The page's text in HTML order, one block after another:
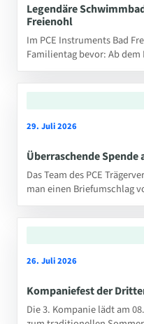
Legendäre
Freienohl
Im PCE Instruments Bad
Familientag bevor: Ab
29. Juli 2026
Überraschende Spende
Das Team des PCE
man einen Briefumschlag
26. Juli 2026
Kompaniefest der
Die 3. Kompanie lädt am